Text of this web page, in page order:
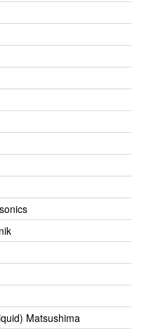
Matsushima